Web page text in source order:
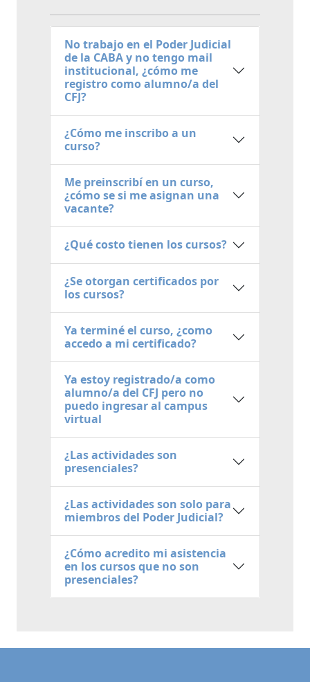
No trabajo en el Poder Judicial
de la CABA y no tengo mail
institucional, ¿cómo me
registro como alumno/a del
CFJ?
¿Cómo me inscribo a un
curso?
Me preinscribí en un curso,
¿cómo se si me asignan una
vacante?
¿Qué costo tienen los cursos?
¿Se otorgan certificados por
los cursos?
Ya terminé el curso, ¿como
accedo a mi certificado?
Ya estoy registrado/a como
alumno/a del CFJ pero no
puedo ingresar al campus
virtual
¿Las actividades son
presenciales?
¿Las actividades son solo para
miembros del Poder Judicial?
¿Cómo acredito mi asistencia
en los cursos que no son
presenciales?